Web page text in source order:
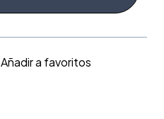
Añadir a favoritos